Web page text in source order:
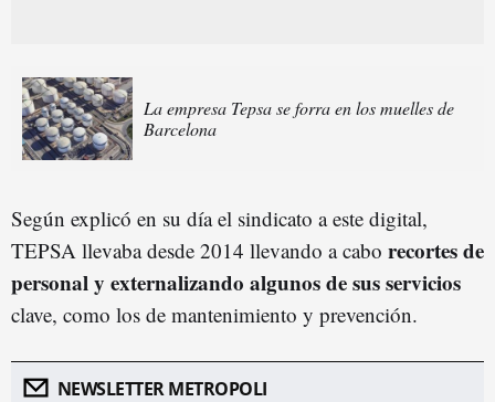
La empresa Tepsa se forra en los muelles de
Barcelona
Según explicó en su día el sindicato a este digital,
TEPSA llevaba desde 2014 llevando a cabo recortes de
personal y externalizando algunos de sus servicios
clave, como los de mantenimiento y prevención.
NEWSLETTER METROPOLI